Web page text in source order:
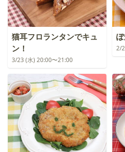
猫耳フロランタンでキュ
ン！
3/23 (水) 20:00〜21:00
2/